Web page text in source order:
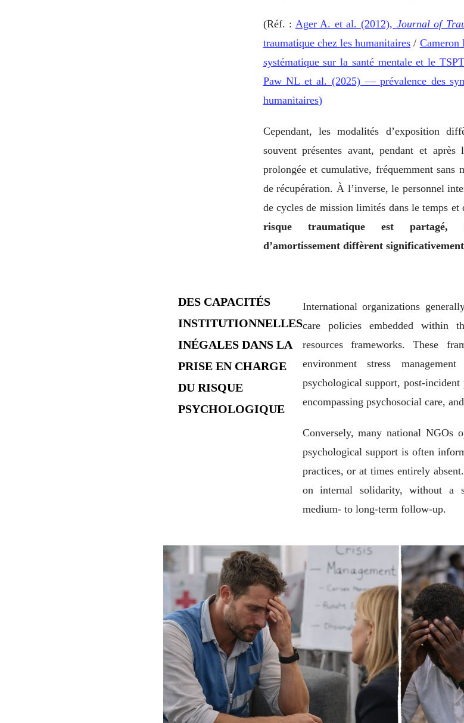
(Réf. : Ager A. et al. (2012), Journal of
traumatique chez les humanitaires / Cameron
systématique sur la santé mentale et le
Paw NL et al. (2025) — prévalence des
humanitaires)
Cependant, les modalités d’exposition
souvent présentes avant, pendant et
prolongée et cumulative, fréquemment sans
de récupération. À l’inverse, le personnel
de cycles de mission limités dans le temps et
risque traumatique est partagé,
d’amortissement diffèrent
DES CAPACITÉS
INSTITUTIONNELLES
INÉGALES DANS LA
PRISE EN CHARGE
DU RISQUE
PSYCHOLOGIQUE
International organizations
care policies embedded within
resources frameworks. These
environment stress
psychological support, post-
encompassing psychosocial care,
Conversely, many national NGOs
psychological support is often
practices, or at times entirely
on internal solidarity, without a
medium- to long-term follow-up.